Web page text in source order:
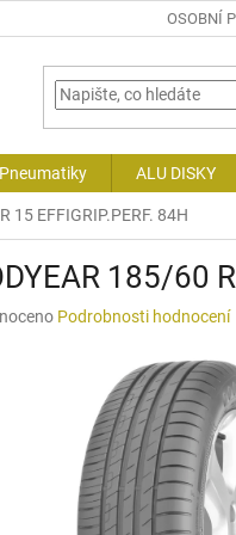
OSOBNÍ
ALU DISKY
15 EFFIGRIP.PERF. 84H
185/60
Podrobnosti hodnocení